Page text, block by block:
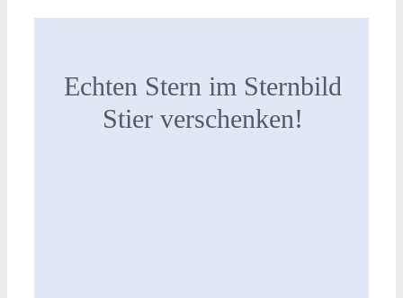
Echten Stern im Sternbild
Stier verschenken!